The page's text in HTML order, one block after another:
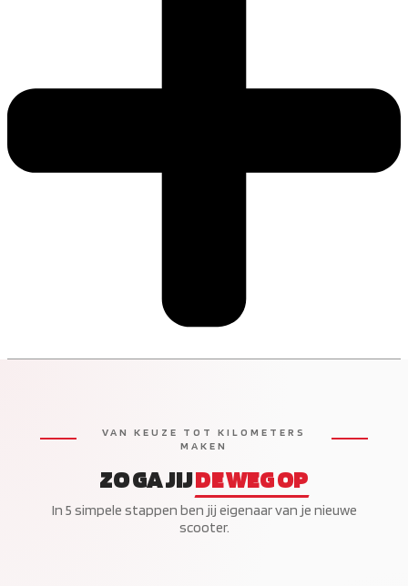
VAN KEUZE TOT KILOMETERS
MAKEN
ZO GA JIJDE WEG OP
In 5 simpele stappen ben jij eigenaar van je nieuwe
scooter.